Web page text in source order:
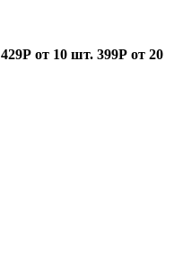
429Р от 10 шт. 399Р от 20